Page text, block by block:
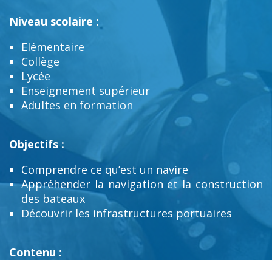
Niveau scolaire :
Elémentaire
Collège
Lycée
Enseignement supérieur
Adultes en formation
Objectifs :
Comprendre ce qu’est un navire
Appréhender la navigation et la construction
des bateaux
Découvrir les infrastructures portuaires
Contenu :